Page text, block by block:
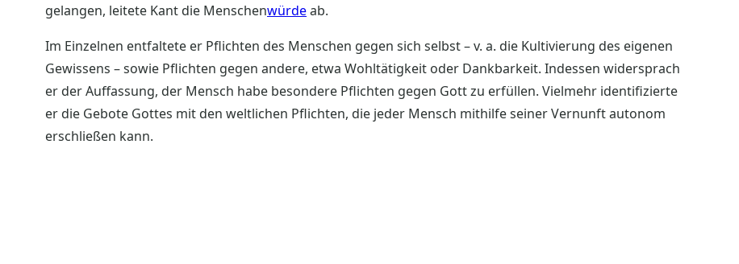
gelangen, leitete Kant die Menschenwürdeab.
Im Einzelnen entfaltete er Pflichten des Menschen gegen sich selbst – v. a. die Kultivierung des eigenen
Gewissens – sowie Pflichten gegen andere, etwa Wohltätigkeit oder Dankbarkeit. Indessen widersprach
er der Auffassung, der Mensch habe besondere Pflichten gegen Gott zu erfüllen. Vielmehr identifizierte
er die Gebote Gottes mit den weltlichen Pflichten, die jeder Mensch mithilfe seiner Vernunft autonom
erschließen kann.